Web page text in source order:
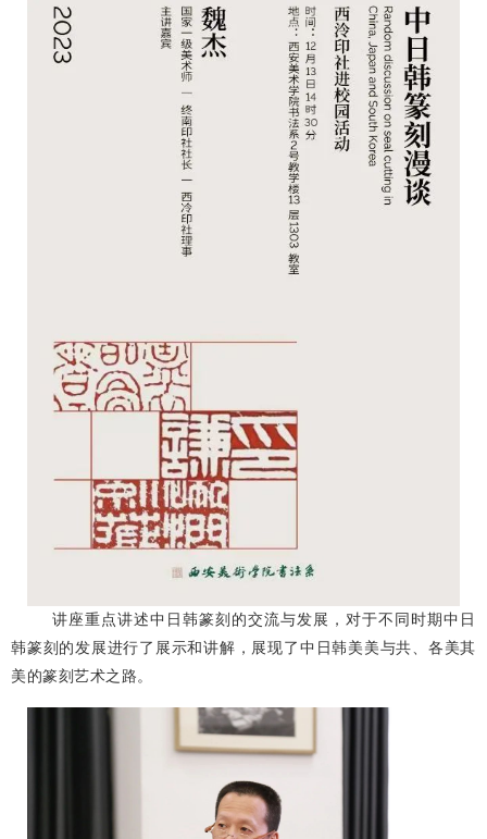
讲座重点讲述中日韩篆刻的交流与发展，对于不同时期中日
韩篆刻的发展进行了展示和讲解，展现了中日韩美美与共、各美其
美的篆刻艺术之路。